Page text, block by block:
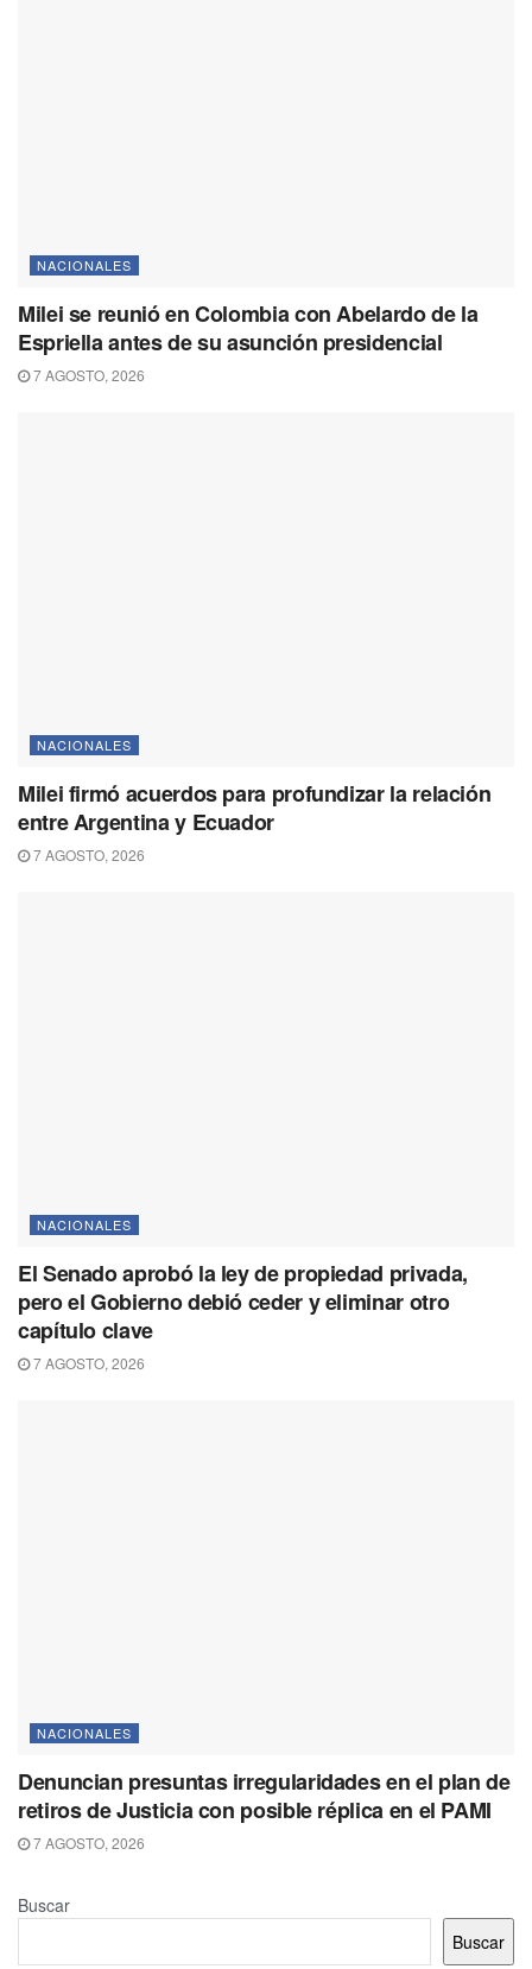
NACIONALES
Milei se reunió en Colombia con Abelardo de la
Espriella antes de su asunción presidencial
7 AGOSTO, 2026
NACIONALES
Milei firmó acuerdos para profundizar la relación
entre Argentina y Ecuador
7 AGOSTO, 2026
NACIONALES
El Senado aprobó la ley de propiedad privada,
pero el Gobierno debió ceder y eliminar otro
capítulo clave
7 AGOSTO, 2026
NACIONALES
Denuncian presuntas irregularidades en el plan de
retiros de Justicia con posible réplica en el PAMI
7 AGOSTO, 2026
Buscar
Buscar